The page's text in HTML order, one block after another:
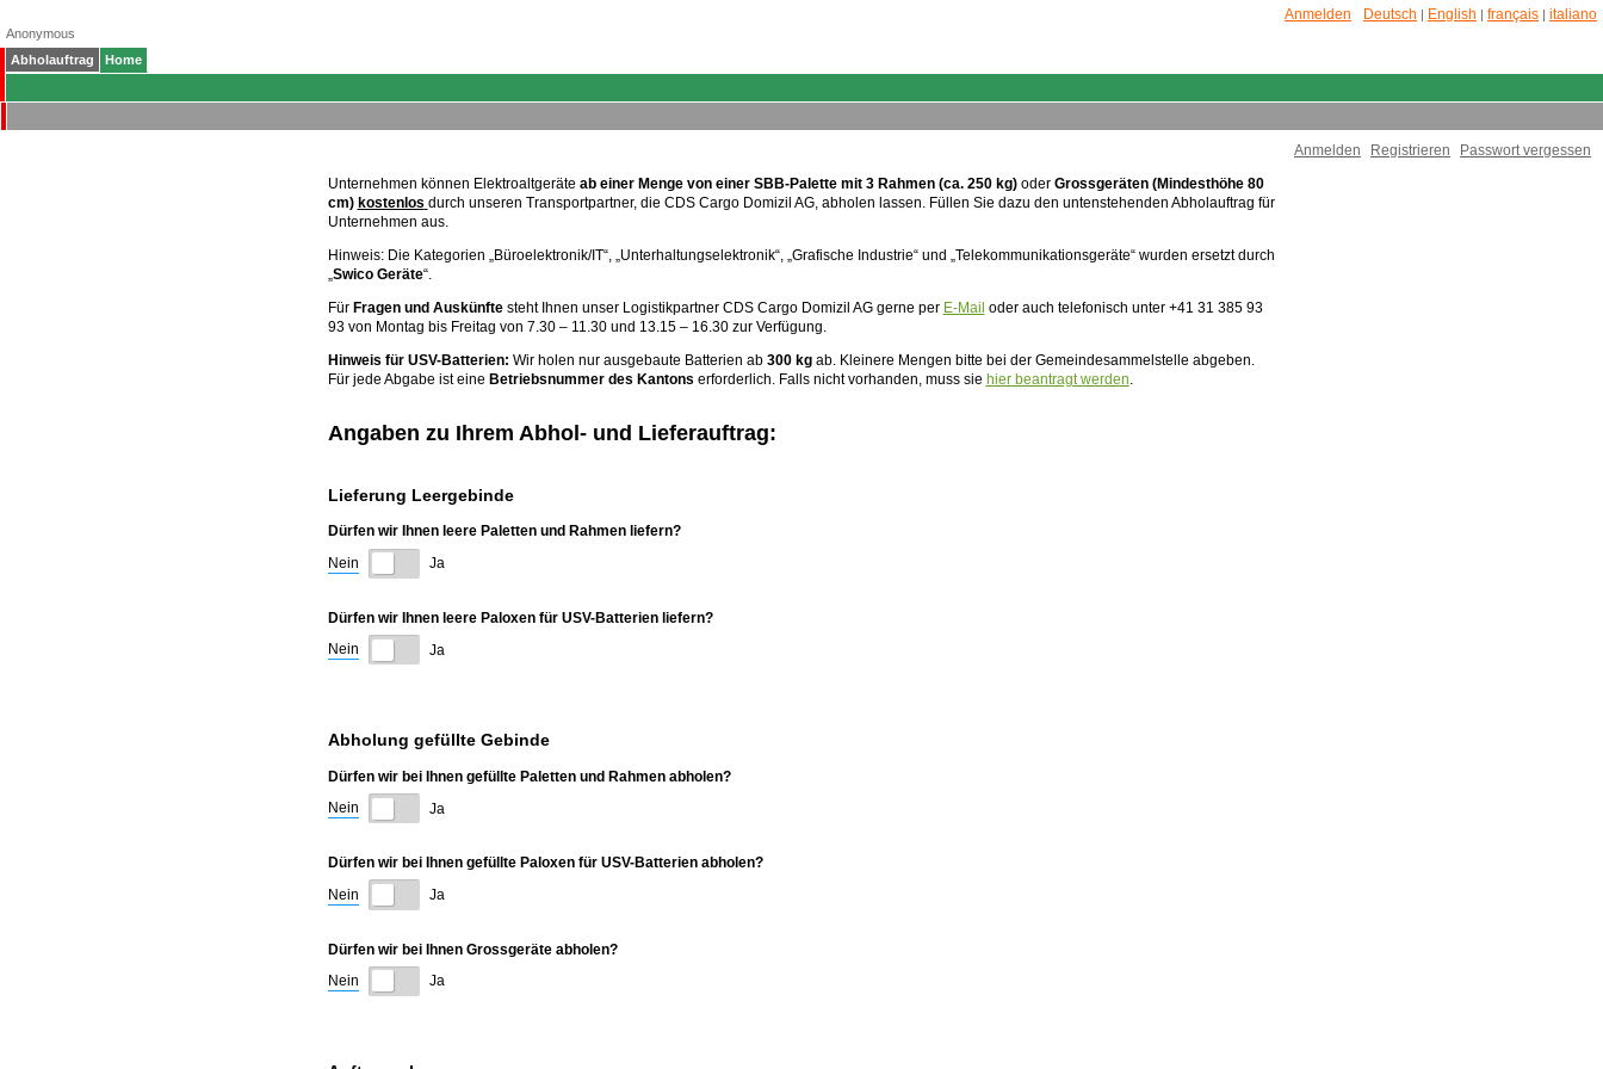
Anmelden Deutsch | English | français | italiano
Anonymous
Abholauftrag
Home
Anmelden Registrieren
Passwort vergessen
Unternehmen können Elektroaltgeräte ab einer Menge von einer SBB-Palette mit 3 Rahmen (ca. 250 kg)oder Grossgeräten (Mindesthöhe 80
cm) kostenlos durch unseren Transportpartner, die CDS Cargo Domizil AG, abholen lassen. Füllen Sie dazu den untenstehenden Abholauftrag für
Unternehmen aus.
Hinweis: Die Kategorien „Büroelektronik/IT“, „Unterhaltungselektronik“, „Grafische Industrie“ und „Telekommunikationsgeräte“ wurden ersetzt durch
Swico Geräte“.
Für Fragen und Auskünftesteht Ihnen unser Logistikpartner CDS Cargo Domizil AG gerne per E-Mail oder auch telefonisch unter +41 31 385 93
93 von Montag bis Freitag von 7.30 – 11.30 und 13.15 – 16.30 zur Verfügung.
Hinweis für USV-Batterien: Wir holen nur ausgebaute Batterien ab 300 kgab. Kleinere Mengen bitte bei der Gemeindesammelstelle abgeben.
Für jede Abgabe ist eine Betriebsnummer des Kantons erforderlich. Falls nicht vorhanden, muss sie hier beantragt werden
Angaben zu Ihrem Abhol- und Lieferauftrag:
Lieferung Leergebinde
Dürfen wir Ihnen leere Paletten und Rahmen liefern?
Nein
Ja
Dürfen wir Ihnen leere Paloxen für USV-Batterien liefern?
Nein
Ja
Abholung gefüllte Gebinde
Dürfen wir bei Ihnen gefüllte Paletten und Rahmen abholen?
Nein
Ja
Dürfen wir bei Ihnen gefüllte Paloxen für USV-Batterien abholen?
Nein
Ja
Dürfen wir bei Ihnen Grossgeräte abholen?
Nein
Ja